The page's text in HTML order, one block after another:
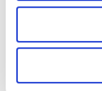
Eiettori
rispetto